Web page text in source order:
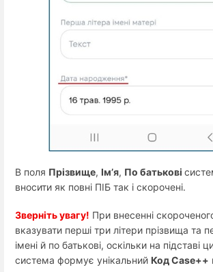
В поля Прізвище, Ім’я, По батькові
вносити як повні ПІБ так і скорочені.
Зверніть увагу! При внесенні
вказувати перші три літери прізвища та
імені й по батькові, оскільки на підставі
система формує унікальний Код Case++